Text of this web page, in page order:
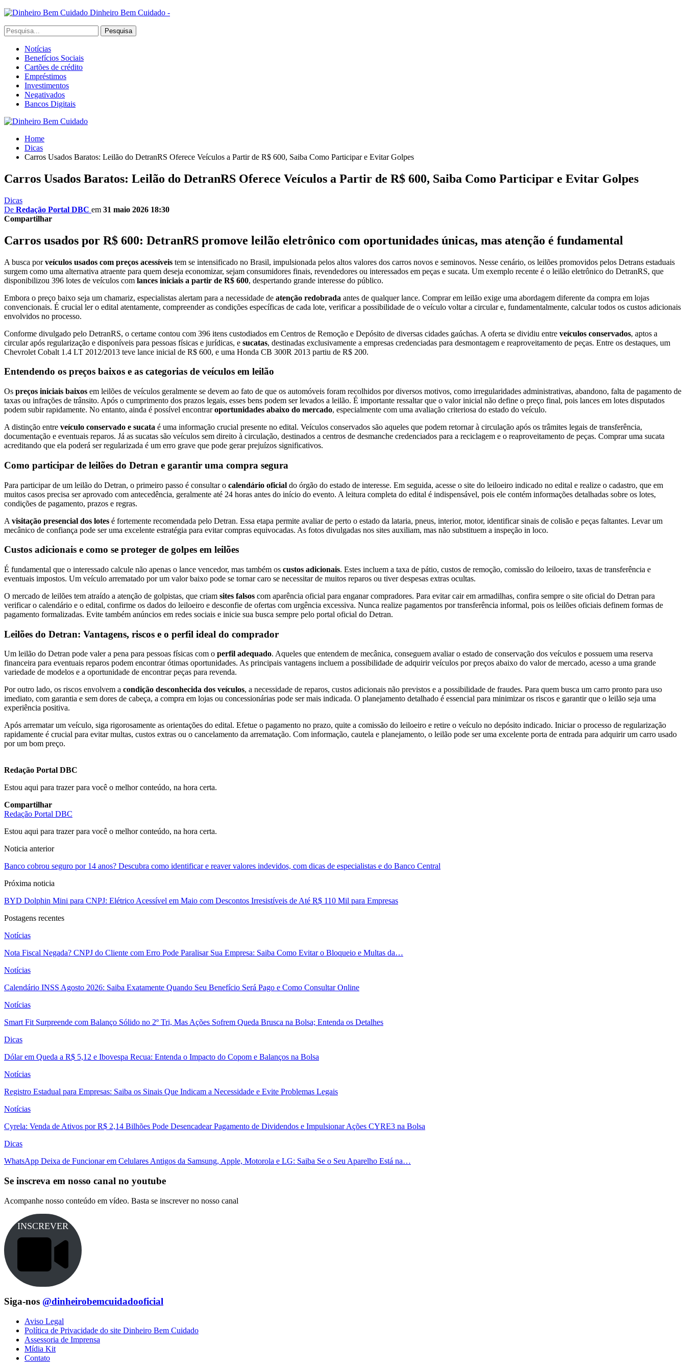
Dinheiro Bem Cuidado -
Notícias
Benefícios Sociais
Cartões de crédito
Empréstimos
Investimentos
Negativados
Bancos Digitais
Home
Dicas
Carros Usados Baratos: Leilão do DetranRS Oferece Veículos a Partir de R$ 600, Saiba Como Participar e Evitar Golpes
Carros Usados Baratos: Leilão do DetranRS Oferece Veículos a Partir de R$ 600, Saiba Como Participar e Evitar Golpes
Dicas
De Redação Portal DBC em 31 maio 2026 18:30
Compartilhar
Carros usados por R$ 600: DetranRS promove leilão eletrônico com oportunidades únicas, mas atenção é fundamental
A busca porveículos usados com preços acessíveis tem se intensificado no Brasil, impulsionada pelos altos valores dos carros novos e seminovos. Nesse cenário, os leilões promovidos pelos Detrans estaduais
surgem como uma alternativa atraente para quem deseja economizar, sejam consumidores finais, revendedores ou interessados em peças e sucata. Um exemplo recente é o leilão eletrônico do DetranRS, que
disponibilizou 396 lotes de veículos com lances iniciais a partir de R$ 600, despertando grande interesse do público.
Embora o preço baixo seja um chamariz, especialistas alertam para a necessidade de atenção redobrada antes de qualquer lance. Comprar em leilão exige uma abordagem diferente da compra em lojas
convencionais. É crucial ler o edital atentamente, compreender as condições específicas de cada lote, verificar a possibilidade de o veículo voltar a circular e, fundamentalmente, calcular todos os custos adicionais
envolvidos no processo.
Conforme divulgado pelo DetranRS, o certame contou com 396 itens custodiados em Centros de Remoção e Depósito de diversas cidades gaúchas. A oferta se dividiu entre veículos conservados, aptos a
circular após regularização e disponíveis para pessoas físicas e jurídicas, e sucatas, destinadas exclusivamente a empresas credenciadas para desmontagem e reaproveitamento de peças. Entre os destaques, um
Chevrolet Cobalt 1.4 LT 2012/2013 teve lance inicial de R$ 600, e uma Honda CB 300R 2013 partiu de R$ 200.
Entendendo os preços baixos e as categorias de veículos em leilão
Os preços iniciais baixos em leilões de veículos geralmente se devem ao fato de que os automóveis foram recolhidos por diversos motivos, como irregularidades administrativas, abandono, falta de pagamento de
taxas ou infrações de trânsito. Após o cumprimento dos prazos legais, esses bens podem ser levados a leilão. É importante ressaltar que o valor inicial não define o preço final, pois lances em lotes disputados
podem subir rapidamente. No entanto, ainda é possível encontraroportunidades abaixo do mercado, especialmente com uma avaliação criteriosa do estado do veículo.
A distinção entre veículo conservado e sucata é uma informação crucial presente no edital. Veículos conservados são aqueles que podem retornar à circulação após os trâmites legais de transferência,
documentação e eventuais reparos. Já as sucatas são veículos sem direito à circulação, destinados a centros de desmanche credenciados para a reciclagem e o reaproveitamento de peças. Comprar uma sucata
acreditando que ela poderá ser regularizada é um erro grave que pode gerar prejuízos significativos.
Como participar de leilões do Detran e garantir uma compra segura
Para participar de um leilão do Detran, o primeiro passo é consultar o calendário oficial do órgão do estado de interesse. Em seguida, acesse o site do leiloeiro indicado no edital e realize o cadastro, que em
muitos casos precisa ser aprovado com antecedência, geralmente até 24 horas antes do início do evento. A leitura completa do edital é indispensável, pois ele contém informações detalhadas sobre os lotes,
condições de pagamento, prazos e regras.
A visitação presencial dos lotes é fortemente recomendada pelo Detran. Essa etapa permite avaliar de perto o estado da lataria, pneus, interior, motor, identificar sinais de colisão e peças faltantes. Levar um
mecânico de confiança pode ser uma excelente estratégia para evitar compras equivocadas. As fotos divulgadas nos sites auxiliam, mas não substituem a inspeção in loco.
Custos adicionais e como se proteger de golpes em leilões
É fundamental que o interessado calcule não apenas o lance vencedor, mas também os custos adicionais. Estes incluem a taxa de pátio, custos de remoção, comissão do leiloeiro, taxas de transferência e
eventuais impostos. Um veículo arrematado por um valor baixo pode se tornar caro se necessitar de muitos reparos ou tiver despesas extras ocultas.
O mercado de leilões tem atraído a atenção de golpistas, que criam sites falsos com aparência oficial para enganar compradores. Para evitar cair em armadilhas, confira sempre o site oficial do Detran para
verificar o calendário e o edital, confirme os dados do leiloeiro e desconfie de ofertas com urgência excessiva. Nunca realize pagamentos por transferência informal, pois os leilões oficiais definem formas de
pagamento formalizadas. Evite também anúncios em redes sociais e inicie sua busca sempre pelo portal oficial do Detran.
Leilões do Detran: Vantagens, riscos e o perfil ideal do comprador
Um leilão do Detran pode valer a pena para pessoas físicas com o perfil adequado. Aqueles que entendem de mecânica, conseguem avaliar o estado de conservação dos veículos e possuem uma reserva
financeira para eventuais reparos podem encontrar ótimas oportunidades. As principais vantagens incluem a possibilidade de adquirir veículos por preços abaixo do valor de mercado, acesso a uma grande
variedade de modelos e a oportunidade de encontrar peças para revenda.
Por outro lado, os riscos envolvem a condição desconhecida dos veículos, a necessidade de reparos, custos adicionais não previstos e a possibilidade de fraudes. Para quem busca um carro pronto para uso
imediato, com garantia e sem dores de cabeça, a compra em lojas ou concessionárias pode ser mais indicada. O planejamento detalhado é essencial para minimizar os riscos e garantir que o leilão seja uma
experiência positiva.
Após arrematar um veículo, siga rigorosamente as orientações do edital. Efetue o pagamento no prazo, quite a comissão do leiloeiro e retire o veículo no depósito indicado. Iniciar o processo de regularização
rapidamente é crucial para evitar multas, custos extras ou o cancelamento da arrematação. Com informação, cautela e planejamento, o leilão pode ser uma excelente porta de entrada para adquirir um carro usado
por um bom preço.
Redação Portal DBC
Estou aqui para trazer para você o melhor conteúdo, na hora certa.
Compartilhar
Redação Portal DBC
Estou aqui para trazer para você o melhor conteúdo, na hora certa.
Noticia anterior
Banco cobrou seguro por 14 anos? Descubra como identificar e reaver valores indevidos, com dicas de especialistas e do Banco Central
Próxima noticia
BYD Dolphin Mini para CNPJ: Elétrico Acessível em Maio com Descontos Irresistíveis de Até R$ 110 Mil para Empresas
Postagens recentes
Notícias
Nota Fiscal Negada? CNPJ do Cliente com Erro Pode Paralisar Sua Empresa: Saiba Como Evitar o Bloqueio e Multas da…
Notícias
Calendário INSS Agosto 2026: Saiba Exatamente Quando Seu Benefício Será Pago e Como Consultar Online
Notícias
Smart Fit Surpreende com Balanço Sólido no 2º Tri, Mas Ações Sofrem Queda Brusca na Bolsa; Entenda os Detalhes
Dicas
Dólar em Queda a R$ 5,12 e Ibovespa Recua: Entenda o Impacto do Copom e Balanços na Bolsa
Notícias
Registro Estadual para Empresas: Saiba os Sinais Que Indicam a Necessidade e Evite Problemas Legais
Notícias
Cyrela: Venda de Ativos por R$ 2,14 Bilhões Pode Desencadear Pagamento de Dividendos e Impulsionar Ações CYRE3 na Bolsa
Dicas
WhatsApp Deixa de Funcionar em Celulares Antigos da Samsung, Apple, Motorola e LG: Saiba Se o Seu Aparelho Está na…
Se inscreva em nosso canal no youtube
Acompanhe nosso conteúdo em vídeo. Basta se inscrever no nosso canal
INSCREVER
Siga-nos @dinheirobemcuidadooficial
Aviso Legal
Política de Privacidade do site Dinheiro Bem Cuidado
Assessoria de Imprensa
Mídia Kit
Contato